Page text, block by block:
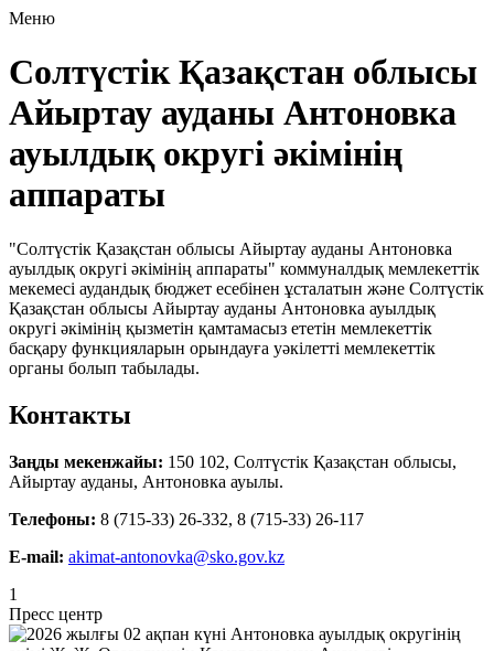
Меню
Солтүстік Қазақстан облысы
Айыртау ауданы Антоновка
ауылдық округі әкімінің
аппараты
"Солтүстік Қазақстан облысы Айыртау ауданы Антоновка
ауылдық округі әкімінің аппараты" коммуналдық мемлекеттік
мекемесі аудандық бюджет есебінен ұсталатын және Солтүстік
Қазақстан облысы Айыртау ауданы Антоновка ауылдық
округі әкімінің қызметін қамтамасыз ететін мемлекеттік
басқару функцияларын орындауға уәкілетті мемлекеттік
органы болып табылады.
Контакты
Заңды мекенжайы: 150 102, Солтүстік Қазақстан облысы,
Айыртау ауданы, Антоновка ауылы.
Телефоны: 8 (715-33) 26-332, 8 (715-33) 26-117
E-mail: akimat-antonovka@sko.gov.kz
1
Пресс центр